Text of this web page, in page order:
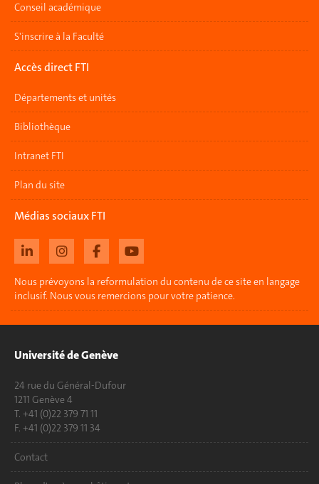
Conseil académique
S'inscrire à la Faculté
Accès direct FTI
Départements et unités
Bibliothèque
Intranet FTI
Plan du site
Médias sociaux FTI
Nous prévoyons la reformulation du contenu de ce site en langage
inclusif. Nous vous remercions pour votre patience.
Université de Genève
24 rue du Général-Dufour
1211 Genève 4
T. +41 (0)22 379 71 11
F. +41 (0)22 379 11 34
Contact